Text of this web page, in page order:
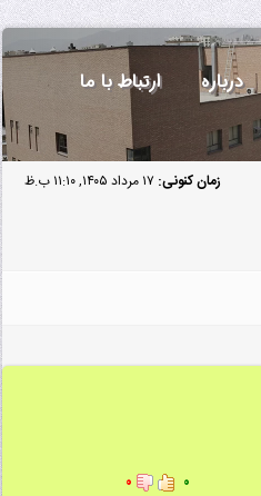
درباره ارتباط با ما
زمان کنونی: ۱۷ مرداد ۱۴۰۵, ۱۱:۱۰ ب.ظ
۰ ۰